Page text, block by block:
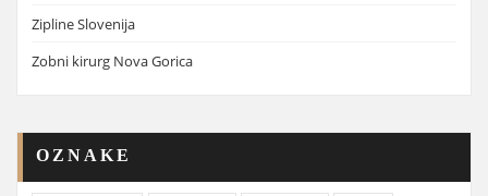
Zipline Slovenija
Zobni kirurg Nova Gorica
OZNAKE